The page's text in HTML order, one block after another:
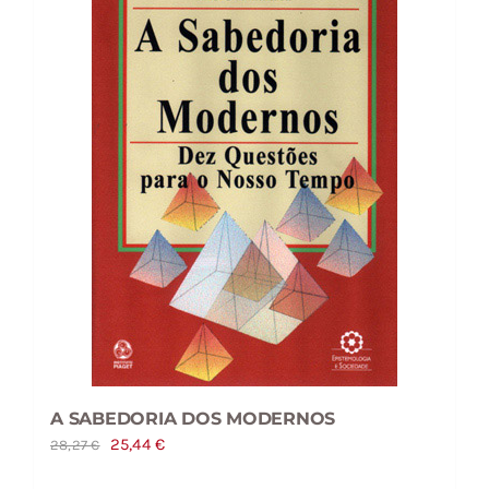
A SABEDORIA DOS MODERNOS
28,27€
O
25,44€O